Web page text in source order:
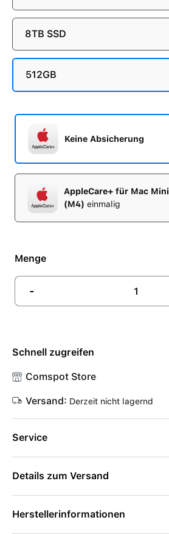
8TB SSD
512GB
Keine Absicherung
AppleCare+ für Mac Mini
(M4) einmalig
Menge
-
Schnell zugreifen
Comspot Store
Versand: Derzeit nicht lagernd
Service
Details zum Versand
Herstellerinformationen